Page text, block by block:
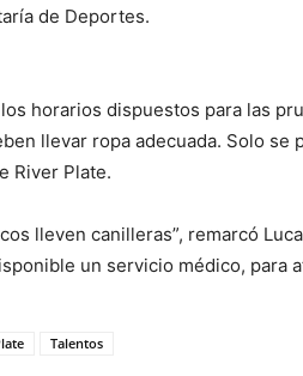
de Deportes.
horarios dispuestos para las
llevar ropa adecuada. Solo se
River Plate.
lleven canilleras”, remarcó
un servicio médico, para
Talentos